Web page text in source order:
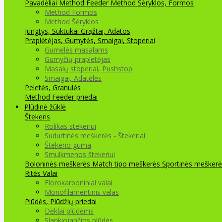
Pavadėliai Method Feeder Method Šėryklos, Formos
Method Formos
Method Šėryklos
Jungtys, Suktukai Grąžtai, Adatos
Praplėtėjas, Gumytės, Smaigai, Stoperiai
Gumelės masalams
Gumyčių prapletėjas
Masalų stoperiai, Pushstop
Smaigai, Adatėlės
Peletės, Granulės
Method Feeder priedai
Plūdinė žūklė
Štekeris
Rolikas stekeriui
Sudurtinės meškerės - Štekeriai
Štekerio guma
Smulkmenos štekeriui
Boloninės meškerės Match tipo meškerės Sportinės
Ritės Valai
Florokarboniniai valai
Monofilamentinis valas
Plūdės, Plūdžių priedai
Dėklai plūdėms
Slankiojančios plūdės